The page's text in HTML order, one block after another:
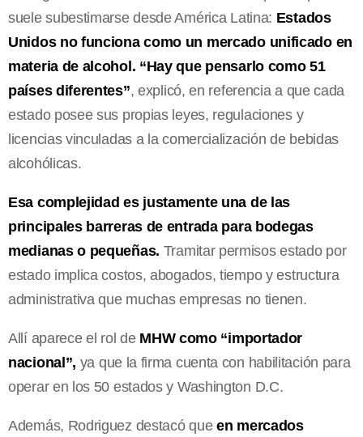
suele subestimarse desde América Latina: Estados
Unidos no funciona como un mercado unificado en
materia de alcohol. “Hay que pensarlo como 51
países diferentes”, explicó, en referencia a que cada
estado posee sus propias leyes, regulaciones y
licencias vinculadas a la comercialización de bebidas
alcohólicas.
Esa complejidad es justamente una de las
principales barreras de entrada para bodegas
medianas o pequeñas. Tramitar permisos estado por
estado implica costos, abogados, tiempo y estructura
administrativa que muchas empresas no tienen.
Allí aparece el rol de MHW como “importador
nacional”, ya que la firma cuenta con habilitación para
operar en los 50 estados y Washington D.C.
Además, Rodriguez destacó que en mercados